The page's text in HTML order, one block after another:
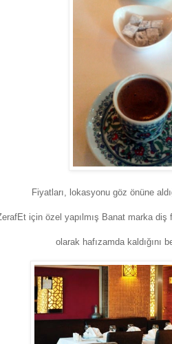
Fiyatları, lokasyonu göz önüne
için özel yapılmış Banat marka diş
olarak hafızamda kaldığını